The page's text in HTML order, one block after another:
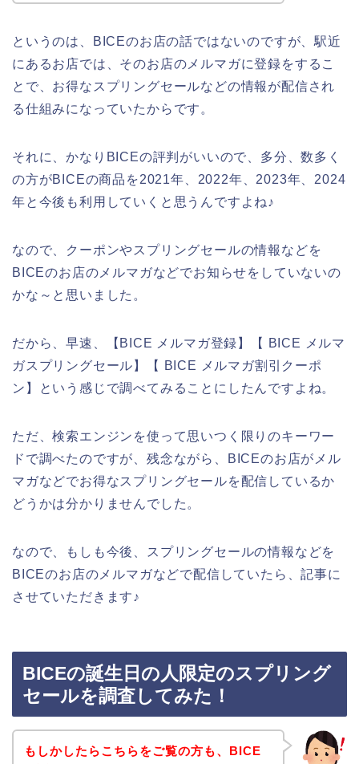
というのは、BICEのお店の話ではないのですが、駅近
にあるお店では、そのお店のメルマガに登録をするこ
とで、お得なスプリングセールなどの情報が配信され
る仕組みになっていたからです。
それに、かなりBICEの評判がいいので、多分、数多く
の方がBICEの商品を2021年、2022年、2023年、2024
年と今後も利用していくと思うんですよね♪
なので、クーポンやスプリングセールの情報などを
BICEのお店のメルマガなどでお知らせをしていないの
かな～と思いました。
だから、早速、【BICE メルマガ登録】【 BICE メルマ
ガスプリングセール】【 BICE メルマガ割引クーポ
ン】という感じで調べてみることにしたんですよね。
ただ、検索エンジンを使って思いつく限りのキーワー
ドで調べたのですが、残念ながら、BICEのお店がメル
マガなどでお得なスプリングセールを配信しているか
どうかは分かりませんでした。
なので、もしも今後、スプリングセールの情報などを
BICEのお店のメルマガなどで配信していたら、記事に
させていただきます♪
BICEの誕生日の人限定のスプリング
セールを調査してみた！
もしかしたらこちらをご覧の方も、BICE